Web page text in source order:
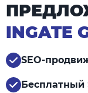
INGATE
SEO-
Бесплатный